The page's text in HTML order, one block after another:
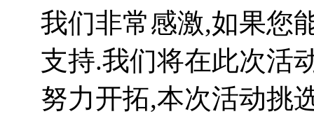
我们非常感激,如果您
支持.我们将在此次活
努力开拓,本次活动挑